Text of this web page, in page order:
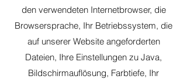
den verwendeten Internetbrowser, die
Browsersprache, Ihr Betriebssystem, die
auf unserer Website angeforderten
Dateien, Ihre Einstellungen zu Java,
Bildschirmauflösung, Farbtiefe, Ihr